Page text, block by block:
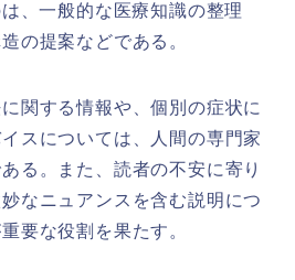
、一般的な医療知識の整理
の提案などである。
関する情報や、個別の症状に
スについては、人間の専門家
る。また、読者の不安に寄り
なニュアンスを含む説明につ
要な役割を果たす。